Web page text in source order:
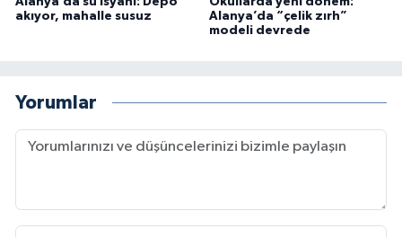
akıyor, mahalle susuz
Alanya’da “çelik zırh”
modeli devrede
Yorumlar